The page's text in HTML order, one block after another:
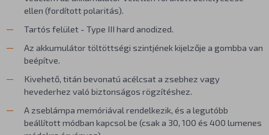
ellen (fordított polaritás).
Tartós felület - Type III hard anodized.
Az akkumulátor töltöttségi szintjének kijelzője a gombba van
beépítve.
Kivehető, titán bevonatú acélcsat a zsebhez vagy
hevederhez való biztonságos rögzítéshez.
A zseblámpa memóriával rendelkezik, és a legutóbb
beállított módban kapcsol be (csak a 30, 100 és 400 lumenes